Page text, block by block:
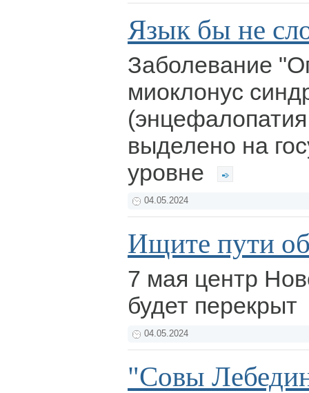
Язык бы не
Заболевание
миоклонус
выделено на
уровне
04.05.2024
Ищите пути
7 мая центр
будет перекрыт
04.05.2024
"Совы